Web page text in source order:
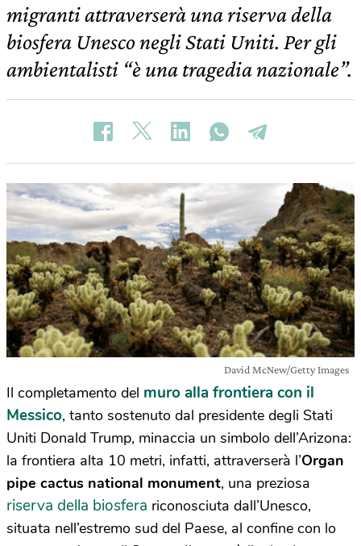
migranti attraverserà una riserva della
biosfera Unesco negli Stati Uniti. Per gli
ambientalisti “è una tragedia nazionale”.
David McNew/Getty Images
Il completamento del muro alla frontiera con il
Messico, tanto sostenuto dal presidente degli Stati
Uniti Donald Trump, minaccia un simbolo dell’Arizona:
la frontiera alta 10 metri, infatti, attraverserà l’Organ
pipe cactus national monument, una preziosa
riserva della biosfera riconosciuta dall’Unesco,
situata nell’estremo sud del Paese, al confine con lo